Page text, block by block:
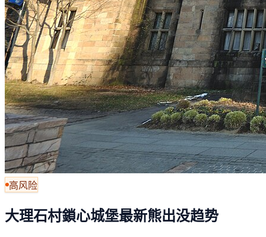
高风险
大理石村鎖心城堡最新熊出没趋势